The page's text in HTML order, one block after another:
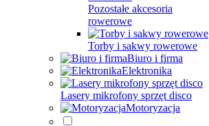
Pozostałe akcesoria
rowerowe
Torby i sakwy rowerowe
Biuro i firma
Elektronika
Lasery mikrofony sprzęt disco
Motoryzacja